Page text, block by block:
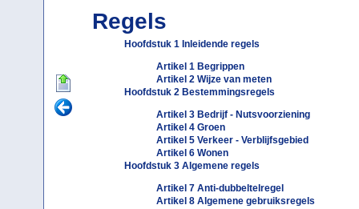
Regels
Hoofdstuk 1 Inleidende regels
Artikel 1 Begrippen
Artikel 2 Wijze van meten
Hoofdstuk 2 Bestemmingsregels
Artikel 3 Bedrijf - Nutsvoorziening
Artikel 4 Groen
Artikel 5 Verkeer - Verblijfsgebied
Artikel 6 Wonen
Hoofdstuk 3 Algemene regels
Artikel 7 Anti-dubbeltelregel
Artikel 8 Algemene gebruiksregels